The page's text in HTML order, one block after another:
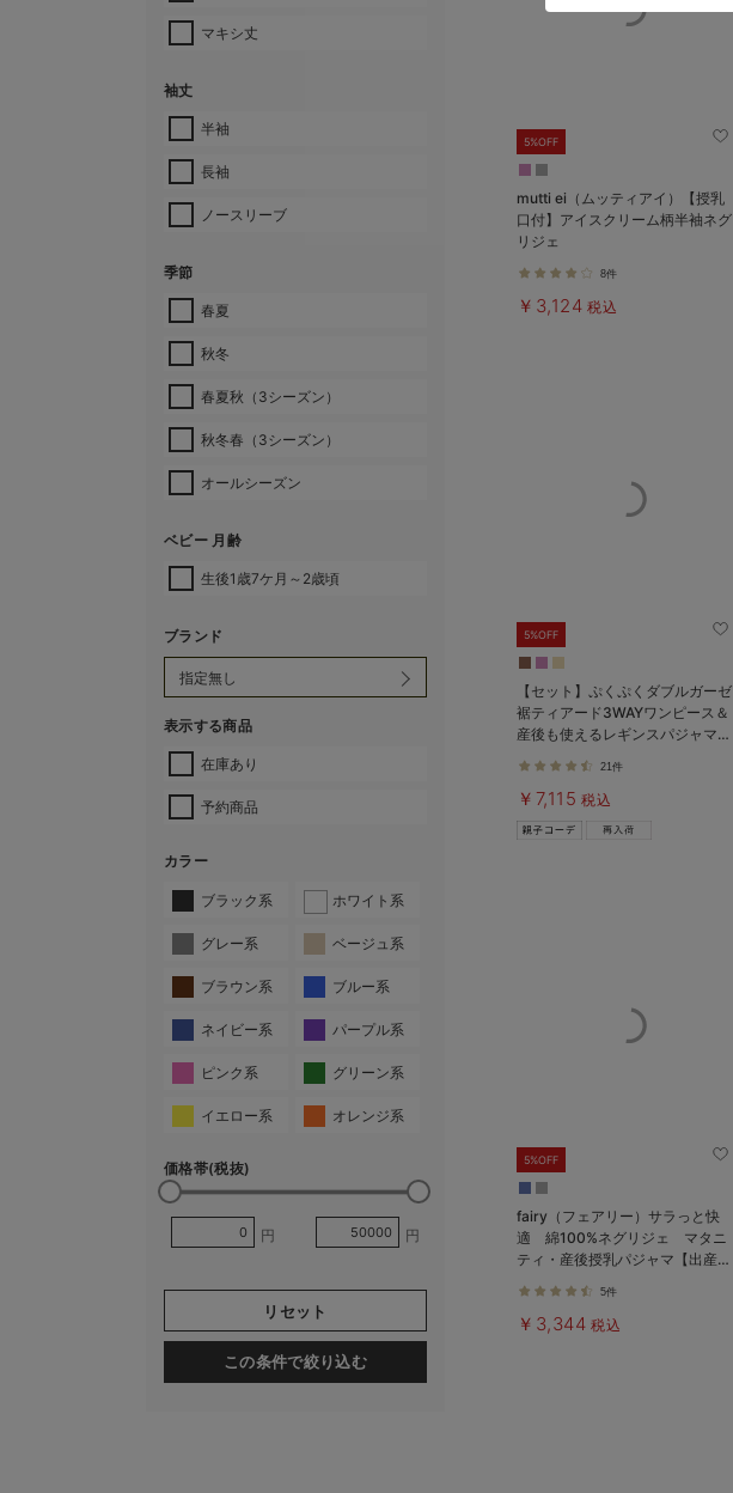
マキシ丈
袖丈
半袖
長袖
ノースリーブ
季節
春夏
秋冬
春夏秋（3シーズン）
秋冬春（3シーズン）
オールシーズン
ベビー 月齢
生後1歳7ケ月～2歳頃
ブランド
表示する商品
在庫あり
予約商品
カラー
ブラック系 ホワイト系
グレー系 ベージュ系
ブラウン系 ブルー系
ネイビー系 パープル系
ピンク系 グリーン系
イエロー系 オレンジ系
価格帯(税抜)
円 円
リセット
この条件で絞り込む
5%OFF
mutti ei（ムッティアイ）【授乳
口付】アイスクリーム柄半袖ネグ
リジェ
8件
￥3,124 税込
5%OFF
【セット】ぷくぷくダブルガーゼ
裾ティアード3WAYワンピース＆
産後も使えるレギンスパジャマ
21件
￥7,115 税込
5%OFF
fairy（フェアリー）サラっと快
適 綿100%ネグリジェ マタニ
ティ・産後授乳パジャマ【出産後
も長く使える】
5件
￥3,344 税込